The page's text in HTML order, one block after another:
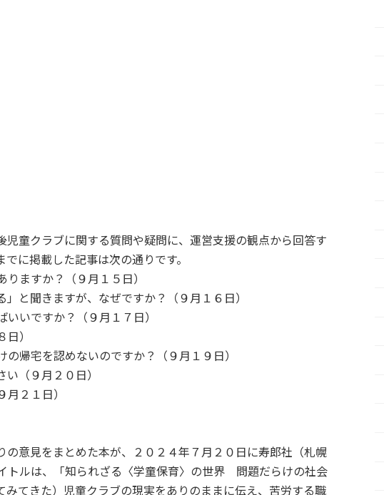
児童クラブに関する質問や疑問に、運営支援の観点から回答す
に掲載した記事は次の通りです。
ますか？（９月１５日）
と聞きますが、なぜですか？（９月１６日）
いですか？（９月１７日）
）
帰宅を認めないのですか？（９月１９日）
（９月２０日）
２１日）
意見をまとめた本が、２０２４年７月２０日に寿郎社（札幌
トルは、「知られざる〈学童保育〉の世界 問題だらけの社会
みてきた）児童クラブの現実をありのままに伝え、苦労する職